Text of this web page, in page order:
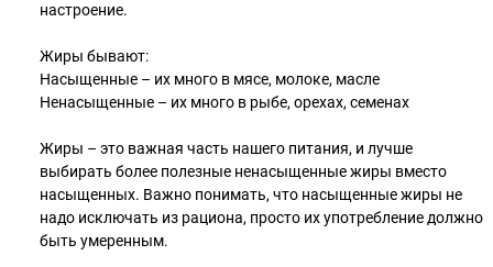
настроение.
Жиры бывают:
Насыщенные – их много в мясе, молоке, масле
Ненасыщенные – их много в рыбе, орехах, семенах
Жиры – это важная часть нашего питания, и лучше
выбирать более полезные ненасыщенные жиры вместо
насыщенных. Важно понимать, что насыщенные жиры не
надо исключать из рациона, просто их употребление должно
быть умеренным.